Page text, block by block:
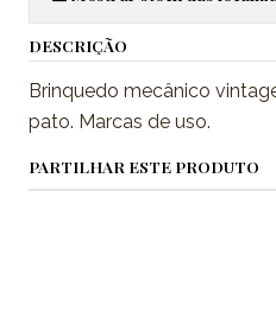
DESCRIÇÃO
Brinquedo mecânico
pato. Marcas de uso.
PARTILHAR ESTE PRODUTO